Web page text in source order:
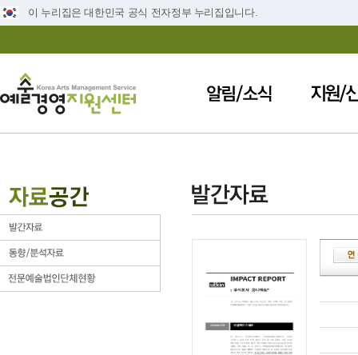
이 누리집은 대한민국 공식 전자정부 누리집입니다.